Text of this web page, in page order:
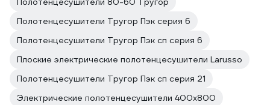
Полотенцесушители Тругор Пэк серия 6
Полотенцесушители Тругор Пэк сп серия 6
Плоские электрические полотенцесушители Larusso
Полотенцесушители Тругор Пэк сп серия 21
Электрические полотенцесушители 400х800